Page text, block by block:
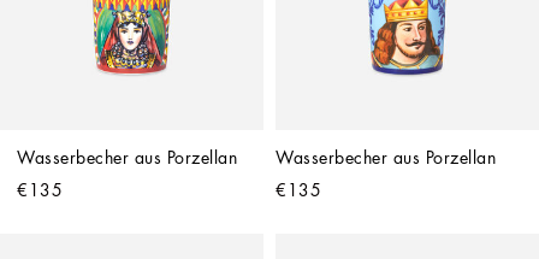
Wasserbecher aus Porzellan
€135
Wasserbecher aus Porzellan
€135